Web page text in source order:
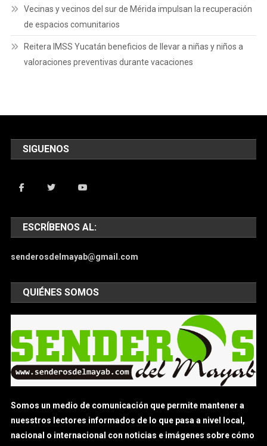
Vecinas y vecinos del sur de Mérida impulsan la recuperación
de espacios comunitarios
Reitera IMSS Yucatán beneficios de llevar a niñas y niños a
valoraciones preventivas durante vacaciones
SIGUENOS
ESCRÍBENOS AL:
senderosdelmayab@gmail.com
QUIÉNES SOMOS
Somos un medio de comunicación que permite mantener a
nuesstros lectores informados de lo que pasa a nivel local,
nacional o internacional con noticias e imágenes sobre cómo